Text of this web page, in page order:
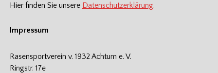
Hier finden Sie unsere Datenschutzerklärung.
Impressum
Rasensportverein v. 1932 Achtum e. V.
Ringstr. 17e